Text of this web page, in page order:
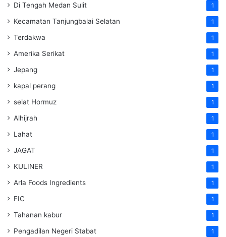
Di Tengah Medan Sulit 1
Kecamatan Tanjungbalai Selatan 1
Terdakwa 1
Amerika Serikat 1
Jepang 1
kapal perang 1
selat Hormuz 1
Alhijrah 1
Lahat 1
JAGAT 1
KULINER 1
Arla Foods Ingredients 1
FIC 1
Tahanan kabur 1
Pengadilan Negeri Stabat 1